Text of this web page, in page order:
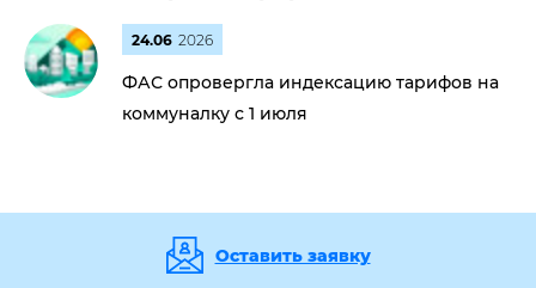
24.06 2026
ФАС опровергла индексацию тарифов на
коммуналку с 1 июля
Оставить заявку